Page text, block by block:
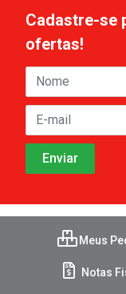
Cadastre-se
ofertas!
Meus
Notas